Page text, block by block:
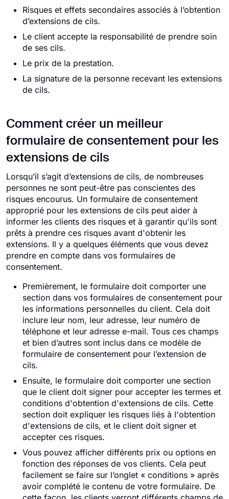
Risques et effets secondaires associés à l’obtention
d’extensions de cils.
Le client accepte la responsabilité de prendre soin
de ses cils.
Le prix de la prestation.
La signature de la personne recevant les extensions
de cils.
Comment créer un meilleur
formulaire de consentement pour les
extensions de cils
Lorsqu’il s’agit d’extensions de cils, de nombreuses
personnes ne sont peut-être pas conscientes des
risques encourus. Un formulaire de consentement
approprié pour les extensions de cils peut aider à
informer les clients des risques et à garantir qu'ils sont
prêts à prendre ces risques avant d'obtenir les
extensions. Il y a quelques éléments que vous devez
prendre en compte dans vos formulaires de
consentement.
Premièrement, le formulaire doit comporter une
section dans vos formulaires de consentement pour
les informations personnelles du client. Cela doit
inclure leur nom, leur adresse, leur numéro de
téléphone et leur adresse e-mail. Tous ces champs
et bien d’autres sont inclus dans ce modèle de
formulaire de consentement pour l’extension de
cils.
Ensuite, le formulaire doit comporter une section
que le client doit signer pour accepter les termes et
conditions d'obtention d'extensions de cils. Cette
section doit expliquer les risques liés à l'obtention
d'extensions de cils, et le client doit signer et
accepter ces risques.
Vous pouvez afficher différents prix ou options en
fonction des réponses de vos clients. Cela peut
facilement se faire sur l’onglet « conditions » après
avoir complété le contenu de votre formulaire. De